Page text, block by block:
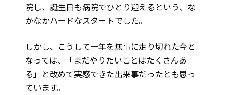
院し、誕生日も病院でひとり迎えるという、な
かなかハードなスタートでした。
しかし、こうして一年を無事に走り切れた今と
なっては、「まだやりたいことはたくさんあ
る」と改めて実感できた出来事だったとも思っ
ています。